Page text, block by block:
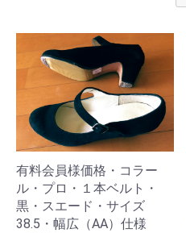
有料会員様価格・コラー
ル・プロ・１本ベルト・
黒・スエード・サイズ
38.5・幅広（AA）仕様